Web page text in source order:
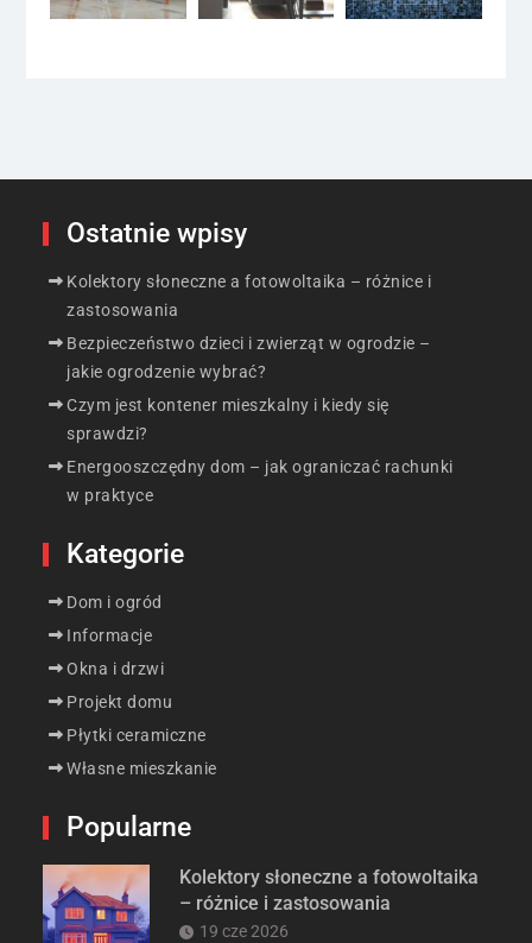
Ostatnie wpisy
Kolektory słoneczne a fotowoltaika – różnice i
zastosowania
Bezpieczeństwo dzieci i zwierząt w ogrodzie –
jakie ogrodzenie wybrać?
Czym jest kontener mieszkalny i kiedy się
sprawdzi?
Energooszczędny dom – jak ograniczać rachunki
w praktyce
Kategorie
Dom i ogród
Informacje
Okna i drzwi
Projekt domu
Płytki ceramiczne
Własne mieszkanie
Popularne
Kolektory słoneczne a fotowoltaika
– różnice i zastosowania
19 cze 2026